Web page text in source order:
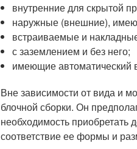
внутренние для скрытой
наружные (внешние),
встраиваемые и
с заземлением и без него;
имеющие автоматический
Вне зависимости от вида и
блочной сборки. Он
необходимость приобретать
соответствие ее формы и